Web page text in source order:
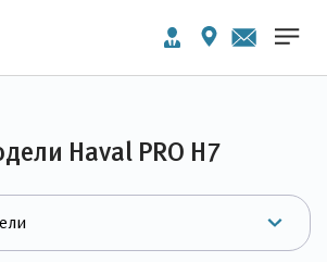
Haval PRO H7